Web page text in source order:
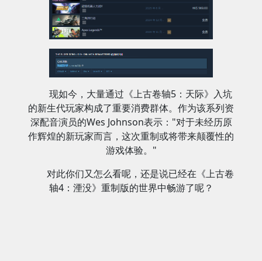
现如今，大量通过《上古卷轴5：天际》入坑
的新生代玩家构成了重要消费群体。作为该系列资
深配音演员的Wes Johnson表示："对于未经历原
作辉煌的新玩家而言，这次重制或将带来颠覆性的
游戏体验。"
对此你们又怎么看呢，还是说已经在《上古卷
轴4：湮没》重制版的世界中畅游了呢？